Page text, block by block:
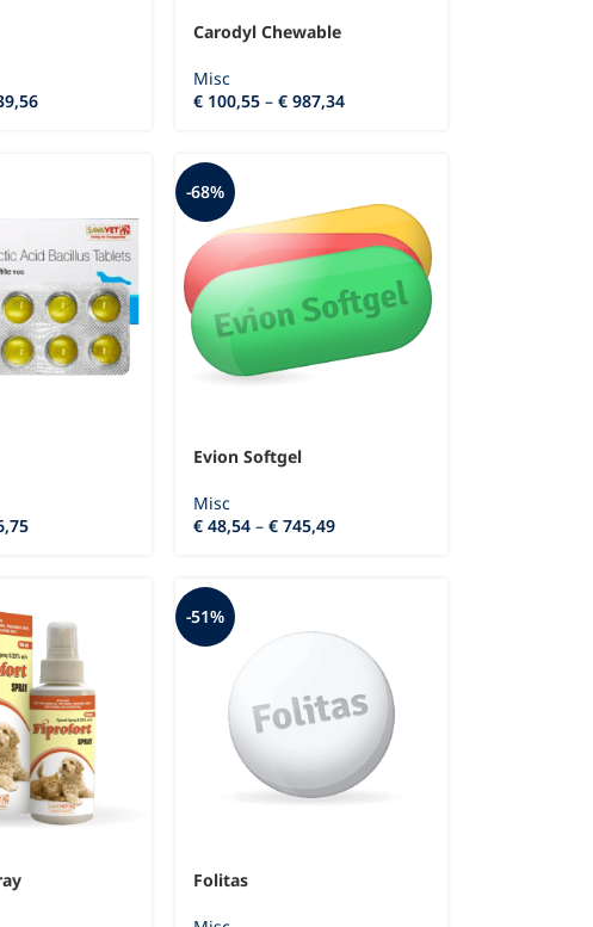
Carodyl Chewable
Misc
€100,55 – €987,34
-68%
Evion Softgel
Misc
€48,54 – €745,49
-51%
Folitas